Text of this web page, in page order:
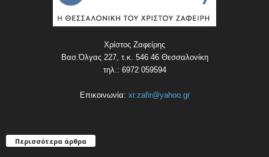
Χρίστος Ζαφείρης
Βασ.Όλγας 227, τ.κ. 546 46 Θεσσαλονίκη
τηλ.: 6972 059594
Επικοινωνία: xr.zafir@yahoo.gr
Περισσότερα άρθρα